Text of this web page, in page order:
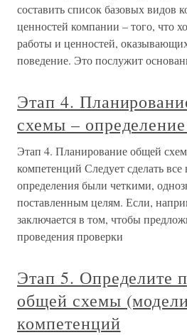
составить список базовых видов
ценностей компании – того, что
работы и ценностей,
поведение. Это послужит
Этап 4.
схемы –
Этап 4. Планирование общей
компетенций Следует сделать
определения были четкими,
поставленным целям. Если,
заключается в том, чтобы
проведения проверки
Этап 5. Определите
общей схемы
компетенций